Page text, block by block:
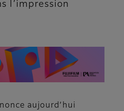
l’impression
aujourd’hui